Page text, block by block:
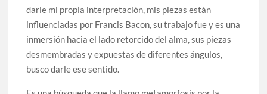
darle mi propia interpretación, mis piezas están
influenciadas por Francis Bacon, su trabajo fue y es una
inmersión hacia el lado retorcido del alma, sus piezas
desmembradas y expuestas de diferentes ángulos,
busco darle ese sentido.